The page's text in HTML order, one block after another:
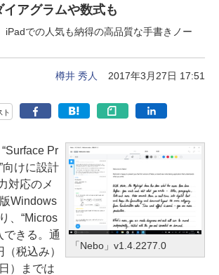
イアグラムや数式も
iPadでの人気も納得の高品質な手書きノー
樽井 秀人 2017年3月27日 17:51
ト
「Nebo」v1.4.2277.0
Pr
向けに設計
対応のメ
Windows
、“Micros
できる。通
税込み）
）までは